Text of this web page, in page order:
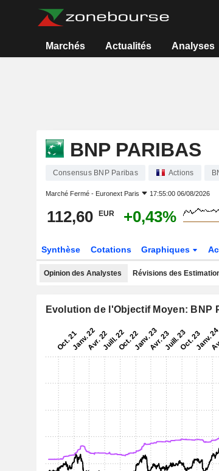
Marchés Actualités Analyses
BNP PARIBAS
Consensus BNP Paribas Actions
Marché Fermé - Euronext Paris 17:55:00 06/08/2026
112,60 EUR +0,43%
Synthèse Cotations Graphiques
Opinion des Analystes Révisions des
Evolution de l'Objectif Moyen: BNP